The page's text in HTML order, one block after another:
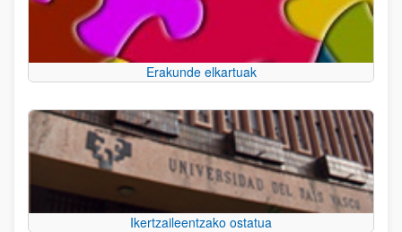
Erakunde elkartuak
Ikertzaileentzako ostatua